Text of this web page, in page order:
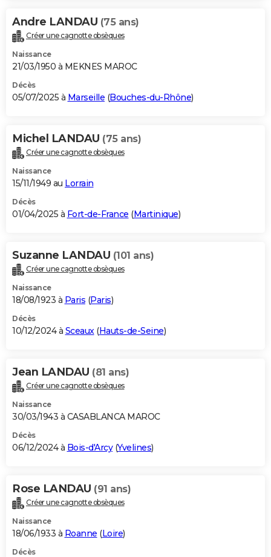
Andre LANDAU (75 ans)
Créer une cagnotte obsèques
Naissance
21/03/1950 à MEKNES MAROC
Décès
05/07/2025 à Marseille (Bouches-du-Rhône)
Michel LANDAU (75 ans)
Créer une cagnotte obsèques
Naissance
15/11/1949 au Lorrain
Décès
01/04/2025 à Fort-de-France (Martinique)
Suzanne LANDAU (101 ans)
Créer une cagnotte obsèques
Naissance
18/08/1923 à Paris (Paris)
Décès
10/12/2024 à Sceaux(Hauts-de-Seine)
Jean LANDAU (81 ans)
Créer une cagnotte obsèques
Naissance
30/03/1943 à CASABLANCA MAROC
Décès
06/12/2024 à Bois-d'Arcy(Yvelines)
Rose LANDAU (91 ans)
Créer une cagnotte obsèques
Naissance
18/06/1933 à Roanne (Loire)
Décès